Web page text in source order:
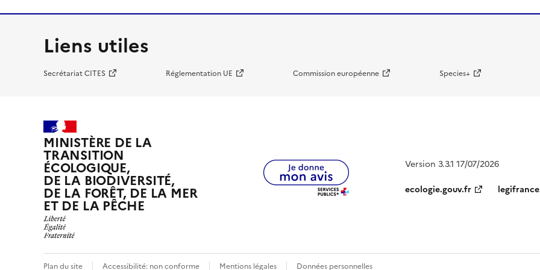
Liens utiles
Secrétariat CITES Réglementation UE Commission européenne Species+
MINISTÈRE DE LA
TRANSITION
ÉCOLOGIQUE,
DE LA BIODIVERSITÉ,
DE LA FORÊT, DE LA MER
ET DE LA PÊCHE
Version 3.3.1 17/07/2026
ecologie.gouv.fr
Plan du site Accessibilité: non conforme Mentions légales Données personnelles